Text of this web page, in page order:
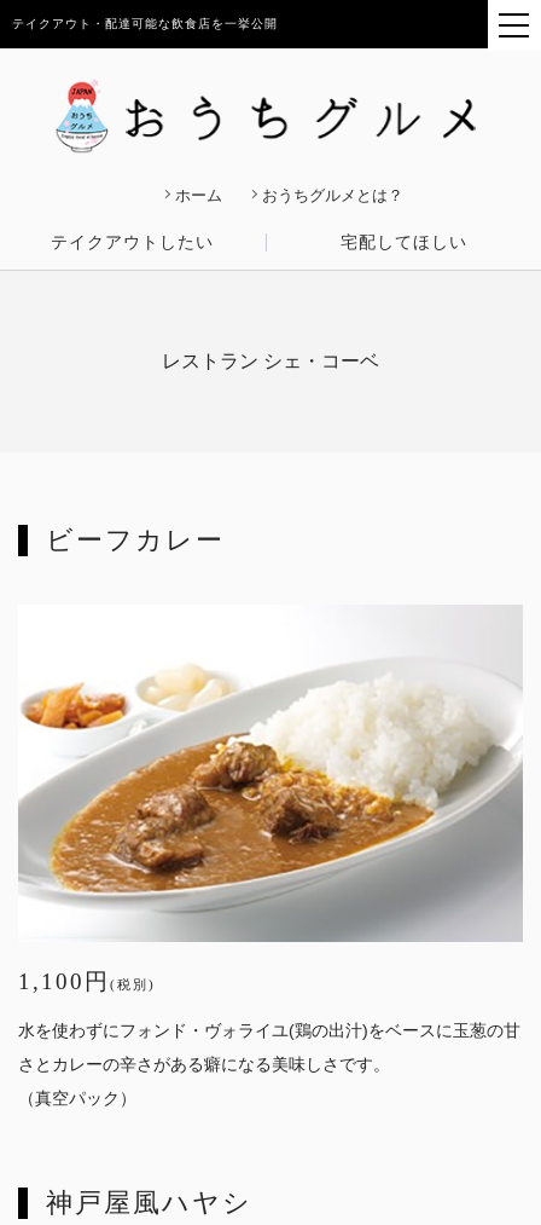
テイクアウト・配達可能な飲食店を一挙公開
ホーム おうちグルメとは？
テイクアウトしたい 宅配してほしい
レストラン シェ・コーベ
ビーフカレー
1,100円 (税別)
水を使わずにフォンド・ヴォライユ(鶏の出汁)をベースに玉葱の甘
さとカレーの辛さがある癖になる美味しさです。
（真空パック）
神戸屋風ハヤシ